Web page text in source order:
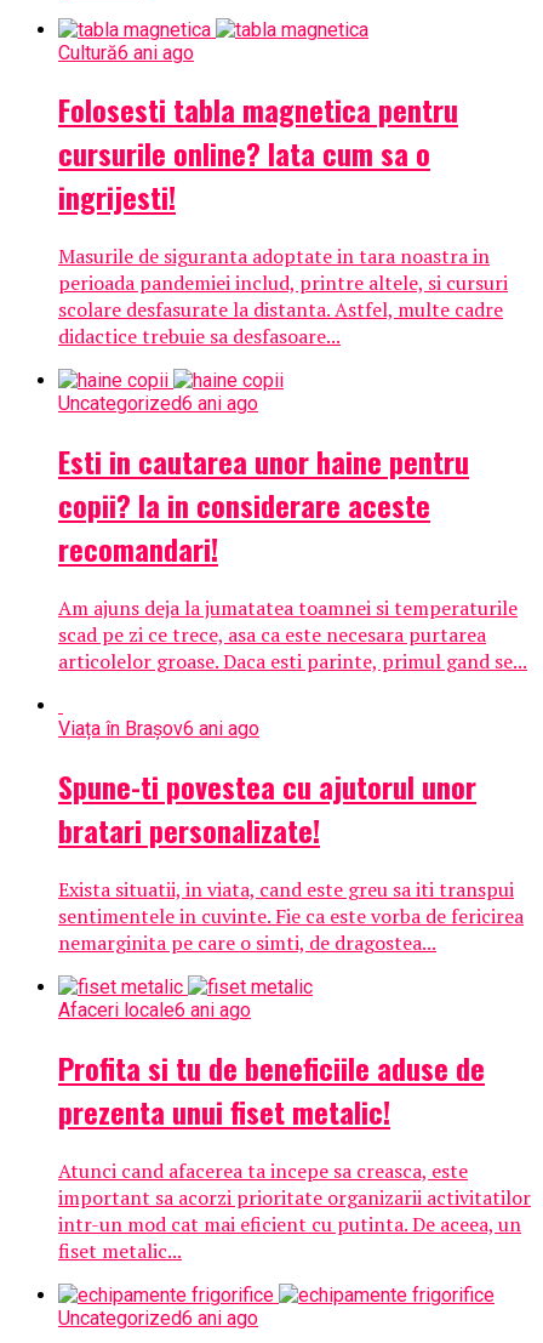
Cultură6 ani ago
Folosesti tabla magnetica pentru
cursurile online? Iata cum sa o
ingrijesti!
Masurile de siguranta adoptate in tara noastra in
perioada pandemiei includ, printre altele, si cursuri
scolare desfasurate la distanta. Astfel, multe cadre
didactice trebuie sa desfasoare...
Uncategorized6 ani ago
Esti in cautarea unor haine pentru
copii? Ia in considerare aceste
recomandari!
Am ajuns deja la jumatatea toamnei si temperaturile
scad pe zi ce trece, asa ca este necesara purtarea
articolelor groase. Daca esti parinte, primul gand se...
Viața în Brașov6 ani ago
Spune-ti povestea cu ajutorul unor
bratari personalizate!
Exista situatii, in viata, cand este greu sa iti transpui
sentimentele in cuvinte. Fie ca este vorba de fericirea
nemarginita pe care o simti, de dragostea...
Afaceri locale6 ani ago
Profita si tu de beneficiile aduse de
prezenta unui fiset metalic!
Atunci cand afacerea ta incepe sa creasca, este
important sa acorzi prioritate organizarii activitatilor
intr-un mod cat mai eficient cu putinta. De aceea, un
fiset metalic...
Uncategorized6 ani ago